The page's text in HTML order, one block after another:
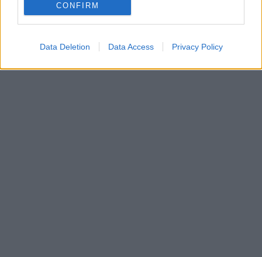
CONFIRM
Data Deletion Data Access Privacy Policy